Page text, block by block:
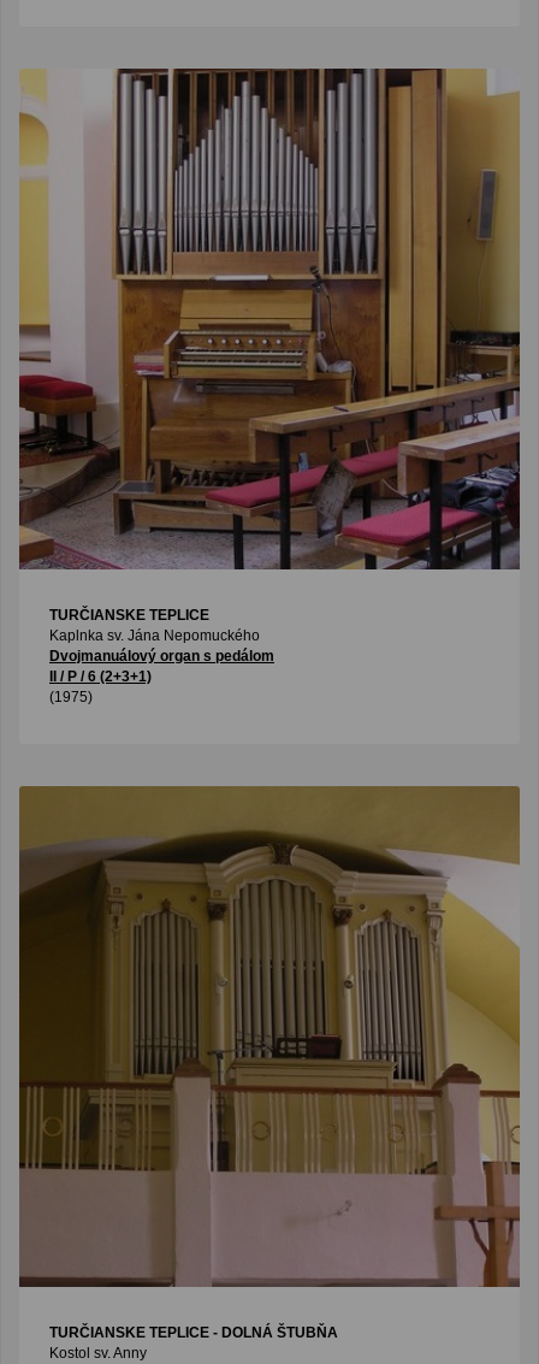
TURČIANSKE TEPLICE
Kaplnka sv. Jána Nepomuckého
Dvojmanuálový organ s pedálom
II / P / 6 (2+3+1)
(1975)
TURČIANSKE TEPLICE - DOLNÁ ŠTUBŇA
Kostol sv. Anny